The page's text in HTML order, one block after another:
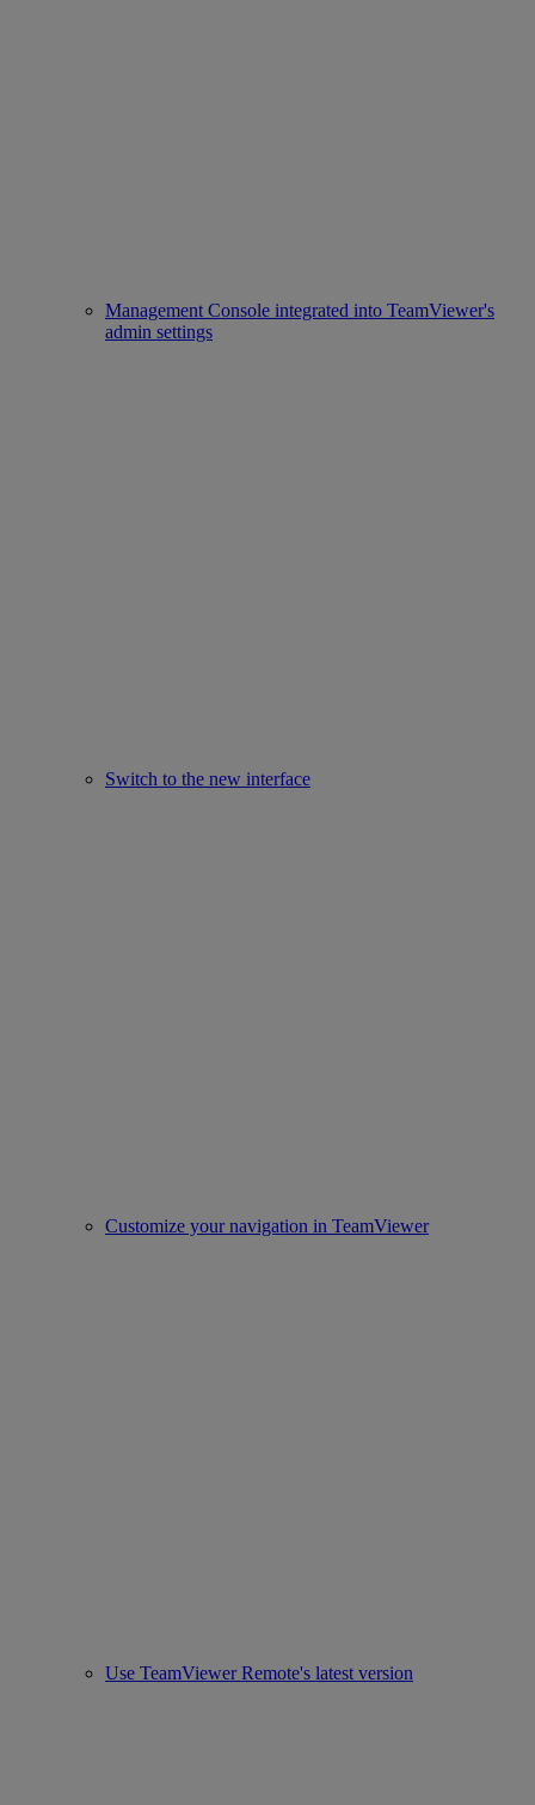
Management Console integrated into TeamViewer's
admin settings
Switch to the new interface
Customize your navigation in TeamViewer
Use TeamViewer Remote's latest version